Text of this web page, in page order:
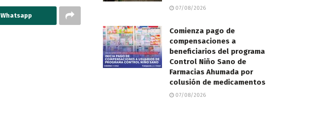
Whatsapp
07/08/2026
Comienza pago de
compensaciones a
beneficiarios del programa
Control Niño Sano de
Farmacias Ahumada por
colusión de medicamentos
07/08/2026